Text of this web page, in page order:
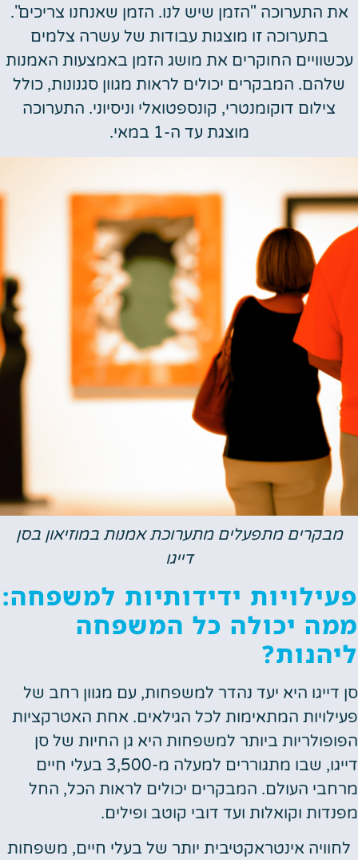
התערוכה "הזמן שיש לנו. הזמן שאנחנו צריכים".
בתערוכה זו מוצגות עבודות של עשרה צלמים
החוקרים את מושג הזמן באמצעות האמנות
המבקרים יכולים לראות מגוון סגנונות, כולל
צילום דוקומנטרי, קונספטואלי וניסיוני. התערוכה
מוצגת עד ה-1 במאי.
מתפעלים מתערוכת אמנות במוזיאון בסן
דייגו
ידידותיות למשפחה:
יכולה כל המשפחה
היא יעד נהדר למשפחות, עם מגוון רחב של
המתאימות לכל הגילאים. אחת האטרקציות
ביותר למשפחות היא גן החיות של סן
דייגו, שבו מתגוררים למעלה מ-3,500 בעלי חיים
העולם. המבקרים יכולים לראות הכל, החל
וקואלות ועד דובי קוטב ופילים.
אינטראקטיבית יותר של בעלי חיים, משפחות